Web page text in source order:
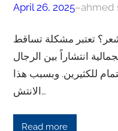
April 26, 2025–ahmed
تعتبر مشكلة تساقط
انتشاراً بين الرجال
للكثيرين. وبسبب هذا
الانتش…
Read more